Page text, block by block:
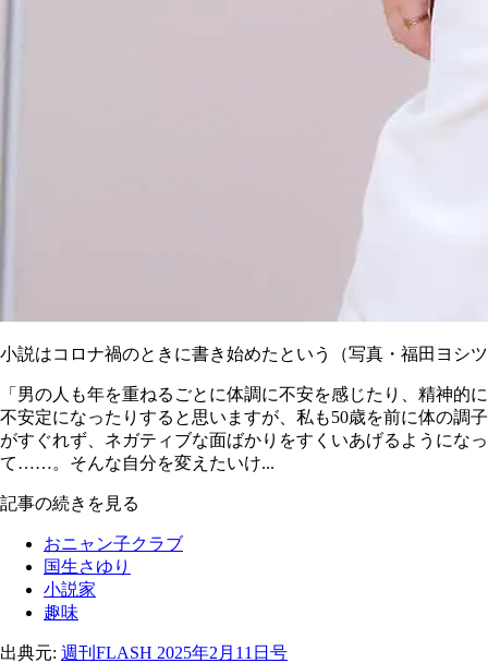
小説はコロナ禍のときに書き始めたという（写真・福田ヨシ
「男の人も年を重ねるごとに体調に不安を感じたり、精神的に
不安定になったりすると思いますが、私も50歳を前に体の調子
がすぐれず、ネガティブな面ばかりをすくいあげるようになっ
て……。そんな自分を変えたいけ...
記事の続きを見る
おニャン子クラブ
国生さゆり
小説家
趣味
出典元: 週刊FLASH 2025年2月11日号